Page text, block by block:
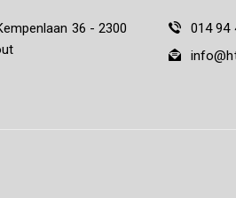
36 - 2300
014 94